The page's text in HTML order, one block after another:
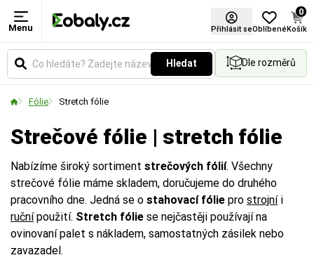
Menu Přihlásit seOblíbené
0
Košík
Hledat Dle rozměrů
Fólie Stretch fólie
Strečové fólie | stretch fólie
Nabízíme široký sortiment strečových fólií. Všechny
strečové fólie máme skladem, doručujeme do druhého
pracovního dne. Jedná se o stahovací fólie pro strojníi
ručnípoužití. Stretch fólie se nejčastěji používají na
ovinovaní palet s nákladem, samostatných zásilek nebo
zavazadel.
Použití
Určuje způsob aplikace fólie. Vyberte si variantu
Tloušťka materiálu (µm)
Udává sílu fólie v mikronech. Vyšší hodnota
Šířka role (mm)
Udává celkovou šířku role v milimetrech. Vyberte si
palet.
Barva
Vyberte si barevné provedení obalů a balicích
Návin (m)
Udává celkovou délku materiálu namotaného na
Typ
Označuje konkrétní technologické provedení,
materiálu.